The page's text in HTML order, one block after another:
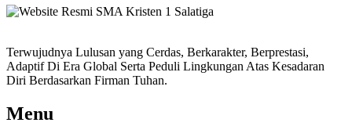
Terwujudnya Lulusan yang Cerdas, Berkarakter, Berprestasi,
Adaptif Di Era Global Serta Peduli Lingkungan Atas Kesadaran
Diri Berdasarkan Firman Tuhan.
Menu